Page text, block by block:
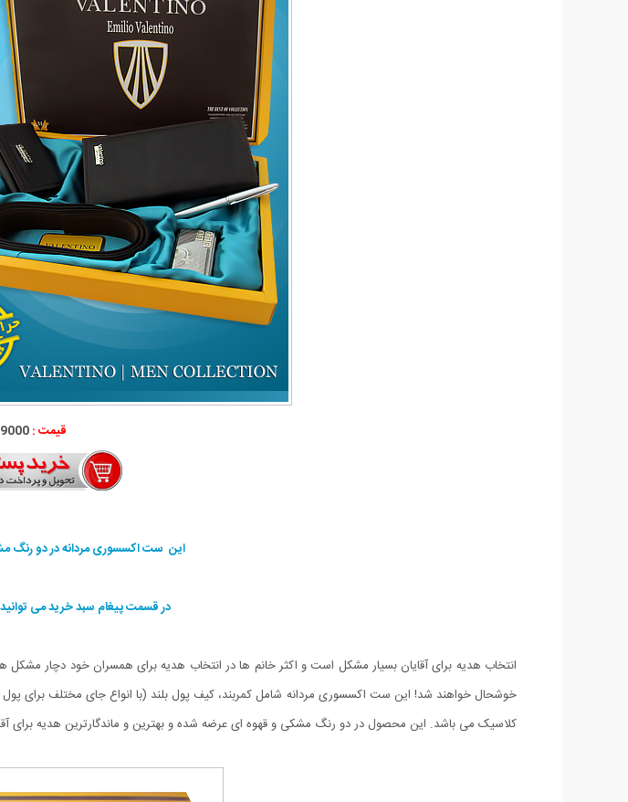
قیمت :89000
این ست اکسسوری مردانه در دو
در قسمت پیغام سبد خرید می توانید
انتخاب هدیه برای آقایان بسیار مشکل است و اکثر خانم ها در انتخاب هدیه برای همسران خود دچار
خوشحال خواهند شد! این ست اکسسوری مردانه شامل کمربند، کیف پول بلند (با انواع جای مختلف
کلاسیک می باشد. این محصول در دو رنگ مشکی و قهوه ای عرضه شده و بهترین و ماندگارترین هدیه برای